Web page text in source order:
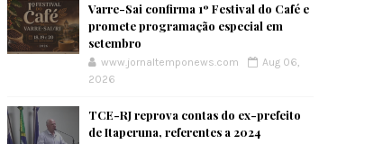
Varre-Sai confirma 1º Festival do Café e
promete programação especial em
setembro
www.jornaltemponews.com
Aug 06,
2026
TCE-RJ reprova contas do ex-prefeito
de Itaperuna, referentes a 2024